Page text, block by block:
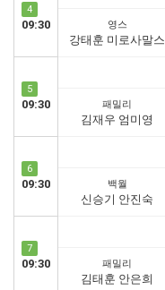
4
09:30 영스
강태훈 미로사말스
5
09:30 패밀리
김재우 엄미영
6
09:30 백월
신승기 안진숙
7
09:30 패밀리
김태훈 안은희